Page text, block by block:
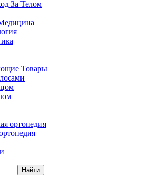
За Телом
Товары
ортопедия
Найти